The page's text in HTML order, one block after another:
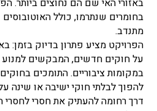
בחומרים שנתרמו, כולל
מתנדב.
הפרויקט מציע פתרון בדיוק בזמן:
על חוקים חדשים, המבקשים למנוע
במקומות ציבוריים. התומכים
להפוך לבלתי חוקי ישיבה או שינה
דרך רחומה להעתיק את חסרי לחסרי